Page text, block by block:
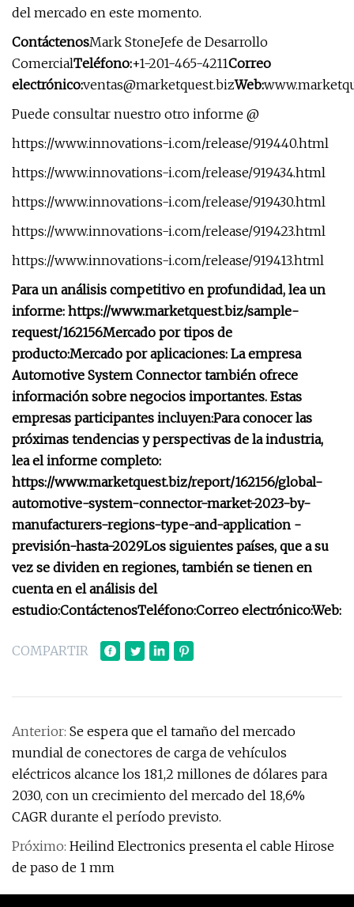
del mercado en este momento.
ContáctenosMark StoneJefe de Desarrollo
ComercialTeléfono:+1-201-465-4211Correo
electrónico:ventas@marketquest.bizWeb:
Puede consultar nuestro otro informe @
https://www.innovations-i.com/release/919440.html
https://www.innovations-i.com/release/919434.html
https://www.innovations-i.com/release/919430.html
https://www.innovations-i.com/release/919423.html
https://www.innovations-i.com/release/919413.html
Para un análisis competitivo en profundidad, lea un
informe: https://www.marketquest.biz/sample-
request/162156Mercado por tipos de
producto:Mercado por aplicaciones: La empresa
Automotive System Connector también ofrece
información sobre negocios importantes. Estas
empresas participantes incluyen:Para conocer las
próximas tendencias y perspectivas de la industria,
lea el informe completo:
https://www.marketquest.biz/report/162156/global-
automotive-system-connector-market-2023-by-
manufacturers-regions-type-and-application -
previsión-hasta-2029Los siguientes países, que a su
vez se dividen en regiones, también se tienen en
cuenta en el análisis del
estudio:ContáctenosTeléfono:Correo electrónico:Web:
COMPARTIR
Anterior: Se espera que el tamaño del mercado
mundial de conectores de carga de vehículos
eléctricos alcance los 181,2 millones de dólares para
2030, con un crecimiento del mercado del 18,6%
CAGR durante el período previsto.
Próximo: Heilind Electronics presenta el cable Hirose
de paso de 1 mm